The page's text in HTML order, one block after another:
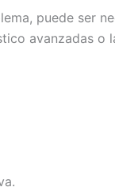
puede ser
avanzadas o